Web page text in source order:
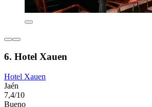
6. Hotel Xauen
Hotel Xauen
Jaén
7,4/10
Bueno